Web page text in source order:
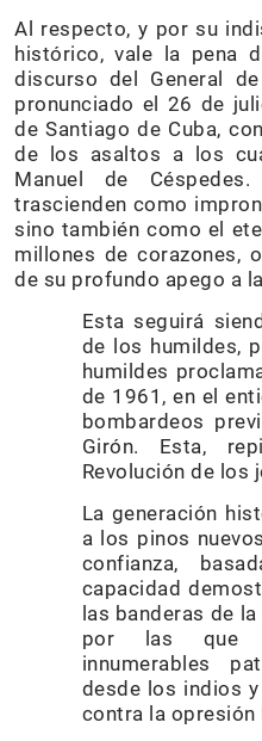
Al respecto, y por su
histórico, vale la pena
discurso del General
pronunciado el 26 de
de Santiago de Cuba,
de los asaltos a los
Manuel de
trascienden como
sino también como el
millones de corazones,
de su profundo apego a
Esta seguirá
de los humildes,
humildes
de 1961, en el
bombardeos
Girón. Esta,
Revolución de los
La generación
a los pinos
confianza,
capacidad
las banderas de
por las que
innumerables
desde los indios
contra la opresión